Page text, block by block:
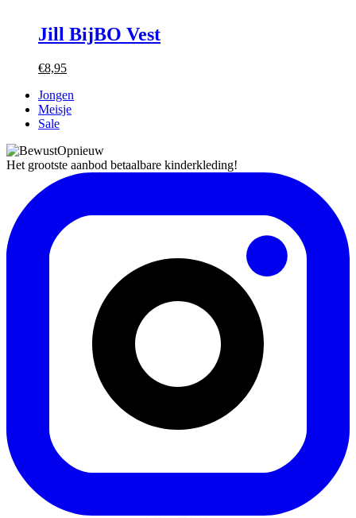
Jill BijBO Vest
€8,95
Jongen
Meisje
Sale
Het grootste aanbod betaalbare kinderkleding!